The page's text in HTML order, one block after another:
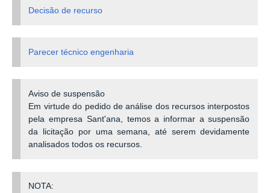
Decisão de recurso
Parecer técnico engenharia
Aviso de suspensão
Em virtude do pedido de análise dos recursos interpostos
pela empresa Sant'ana, temos a informar a suspensão
da licitação por uma semana, até serem devidamente
analisados todos os recursos.
NOTA: